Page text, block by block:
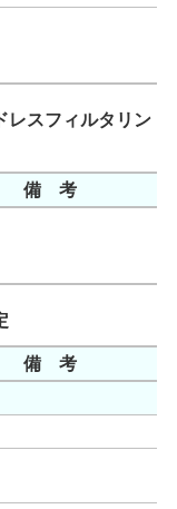
レスフィルタリン
備 考
備 考